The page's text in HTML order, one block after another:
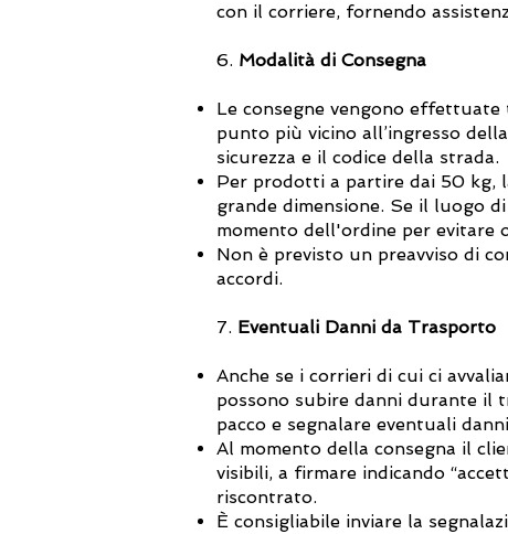
con il corriere, fornendo
6. Modalità di Consegna
Le consegne vengono
punto più vicino all’ingresso
sicurezza e il codice della strada.
Per prodotti a partire dai 50 kg,
grande dimensione. Se il luogo
momento dell'ordine per evitare
Non è previsto un preavviso di
accordi.
7. Eventuali Danni da Trasporto
Anche se i corrieri di cui ci
possono subire danni durante il
pacco e segnalare eventuali
Al momento della consegna il
visibili, a firmare indicando
riscontrato.
È consigliabile inviare la